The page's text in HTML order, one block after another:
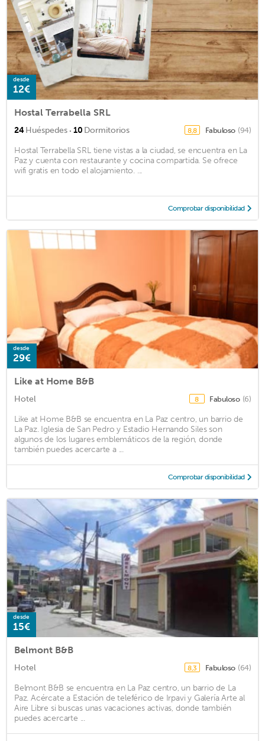
desde
12€
Hostal Terrabella SRL
24Huéspedes · 10 Dormitorios 8,8 Fabuloso (94)
Hostal Terrabella SRL tiene vistas a la ciudad, se encuentra en La
Paz y cuenta con restaurante y cocina compartida. Se ofrece
wifi gratis en todo el alojamiento. ...
Comprobar disponibilidad
desde
29€
Like at Home B&B
Hotel 8 Fabuloso (6)
Like at Home B&B se encuentra en La Paz centro, un barrio de
La Paz. Iglesia de San Pedro y Estadio Hernando Siles son
algunos de los lugares emblemáticos de la región, donde
también puedes acercarte a ...
Comprobar disponibilidad
desde
15€
Belmont B&B
Hotel 8,3 Fabuloso (64)
Belmont B&B se encuentra en La Paz centro, un barrio de La
Paz. Acércate a Estación de teleférico de Irpavi y Galería Arte al
Aire Libre si buscas unas vacaciones activas, donde también
puedes acercarte ...